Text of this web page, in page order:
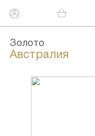
Золото
Австралия